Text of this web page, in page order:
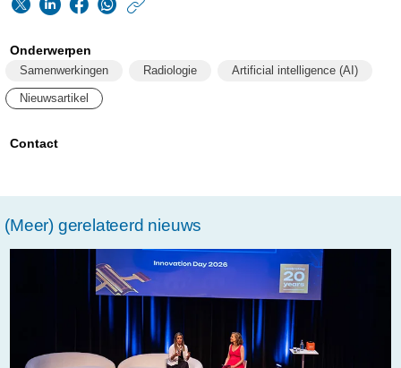
ed-
institute-
met-
technologie-
van-
philips.html
Onderwerpen
Samenwerkingen Radiologie Artificial intelligence (AI)
Nieuwsartikel
Contact
(Meer) gerelateerd nieuws